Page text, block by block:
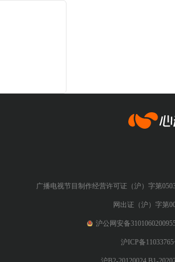
广播电视节目制作经营许可证（沪）字第
网出证（沪）字第
沪公网安备
沪ICP备
心动网络